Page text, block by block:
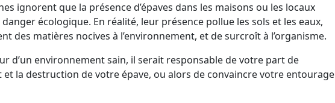
ignorent que la présence d’épaves dans les maisons ou les locaux
écologique. En réalité, leur présence pollue les sols et les eaux,
des matières nocives à l’environnement, et de surcroît à l’organisme.
d’un environnement sain, il serait responsable de votre part de
et la destruction de votre épave, ou alors de convaincre votre entourage